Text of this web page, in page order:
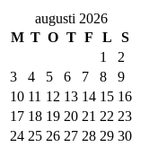
Sidopanel
augusti 2026
M T O T F L
S
1
2
3
4 5 6 7 8
9
10 11 12 13 14 15 16
17 18 19 20 21 22 23
24 25 26 27 28 29 30